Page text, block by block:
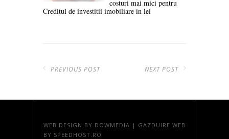
costuri mai mici pentru
Creditul de investitii imobiliare in lei
PREVIOUS POST NEXT POST
WEB DESIGN BY DOWMEDIA | GAZDUIRE WEB
BY SPEEDHOST.RO